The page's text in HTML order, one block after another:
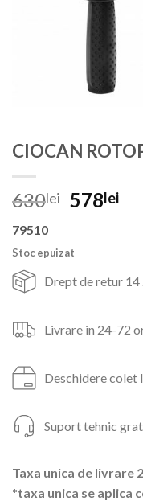
CIOCAN
630lei Prețul
fost:
630lei.
578lei
79510
Stoc epuizat
Drept de retur 14
Livrare in 24-72
Deschidere colet
Suport tehnic
Taxa unica de livrare
*taxa unica se aplica